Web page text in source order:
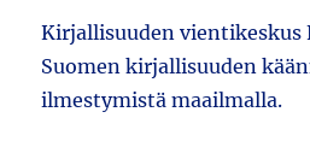
Kirjallisuuden vientikeskus
Suomen kirjallisuuden
ilmestymistä maailmalla.